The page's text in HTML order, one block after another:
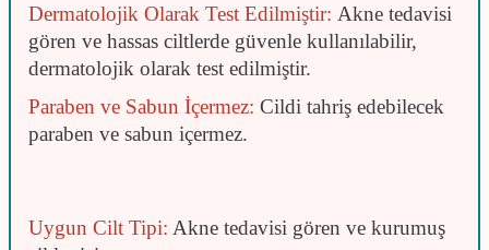
Dermatolojik Olarak Test Edilmiştir: Akne tedavisi
gören ve hassas ciltlerde güvenle kullanılabilir,
dermatolojik olarak test edilmiştir.
Paraben ve Sabun İçermez: Cildi tahriş edebilecek
paraben ve sabun içermez.
Uygun Cilt Tipi: Akne tedavisi gören ve kurumuş